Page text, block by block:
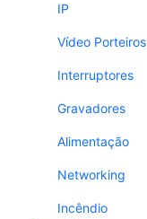
IP
Vídeo Porteiros
Interruptores
Gravadores
Alimentação
Networking
Incêndio